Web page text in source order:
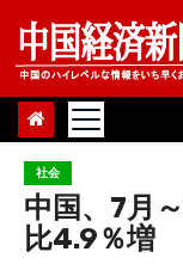
Skip
content
社会
中国、7月
比4.9％増